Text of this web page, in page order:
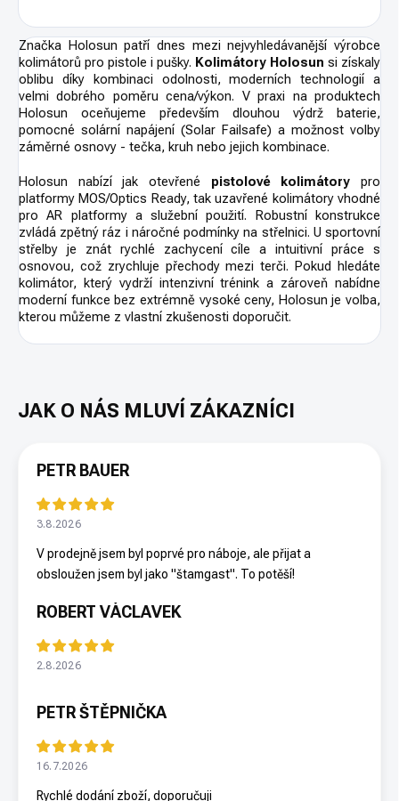
Značka Holosun patří dnes mezi nejvyhledávanější výrobce
kolimátorů pro pistole i pušky. Kolimátory Holosun si získaly
oblibu díky kombinaci odolnosti, moderních technologií a
velmi dobrého poměru cena/výkon. V praxi na produktech
Holosun oceňujeme především dlouhou výdrž baterie,
pomocné solární napájení (Solar Failsafe) a možnost volby
záměrné osnovy - tečka, kruh nebo jejich kombinace.
Holosun nabízí jak otevřené pistolové kolimátory pro
platformy MOS/Optics Ready, tak uzavřené kolimátory vhodné
pro AR platformy a služební použití. Robustní konstrukce
zvládá zpětný ráz i náročné podmínky na střelnici. U sportovní
střelby je znát rychlé zachycení cíle a intuitivní práce s
osnovou, což zrychluje přechody mezi terči. Pokud hledáte
kolimátor, který vydrží intenzivní trénink a zároveň nabídne
moderní funkce bez extrémně vysoké ceny, Holosun je volba,
kterou můžeme z vlastní zkušenosti doporučit.
PETR BAUER
3.8.2026
V prodejně jsem byl poprvé pro náboje, ale přijat a
obsloužen jsem byl jako "štamgast". To potěší!
ROBERT VÁCLAVEK
2.8.2026
PETR ŠTĚPNIČKA
16.7.2026
Rychlé dodání zboží, doporučuji